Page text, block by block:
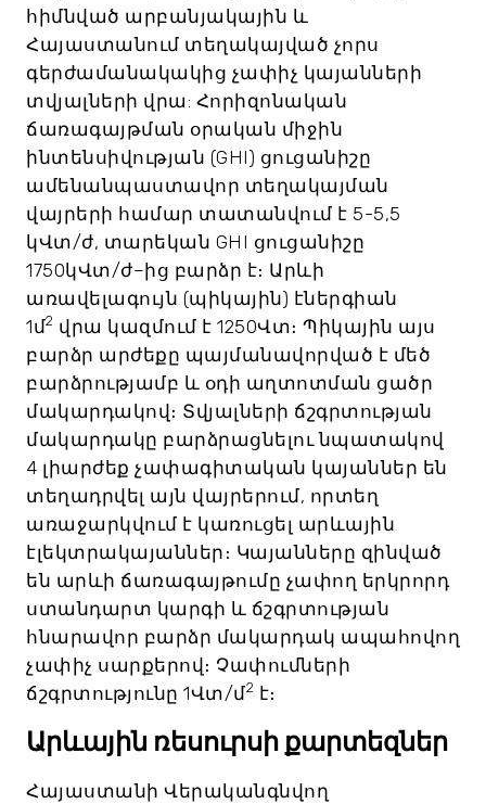
հիմնված արբանյակային և
Հայաստանում տեղակայված չորս
գերժամանակակից չափիչ կայանների
տվյալների վրա: Հորիզոնական
ճառագայթման օրական միջին
ինտենսիվության (GHI) ցուցանիշը
ամենանպաստավոր տեղակայման
վայրերի համար տատանվում է 5-5,5
կՎտ/ժ, տարեկան GHI ցուցանիշը
1750կՎտ/ժ–ից բարձր է։ Արևի
առավելագույն (պիկային) էներգիան
1մ2 վրա կազմում է 1250Վտ։ Պիկային այս
բարձր արժեքը պայմանավորված է մեծ
բարձրությամբ և օդի աղտոտման ցածր
մակարդակով։ Տվյալների ճշգրտության
մակարդակը բարձրացնելու նպատակով
4 լիարժեք չափագիտական կայաններ են
տեղադրվել այն վայրերում, որտեղ
առաջարկվում է կառուցել արևային
էլեկտրակայաններ։ Կայանները զինված
են արևի ճառագայթումը չափող երկրորդ
ստանդարտ կարգի և ճշգրտության
հնարավոր բարձր մակարդակ ապահովող
չափիչ սարքերով։ Չափումների
ճշգրտությունը 1Վտ/մ2 է։
Արևային ռեսուրսի քարտեզներ
Հայաստանի Վերականգնվող